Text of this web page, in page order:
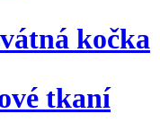
kočka
tkaní